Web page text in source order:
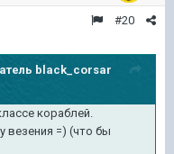
#20
black_corsar
кораблей.
везения =) (что бы